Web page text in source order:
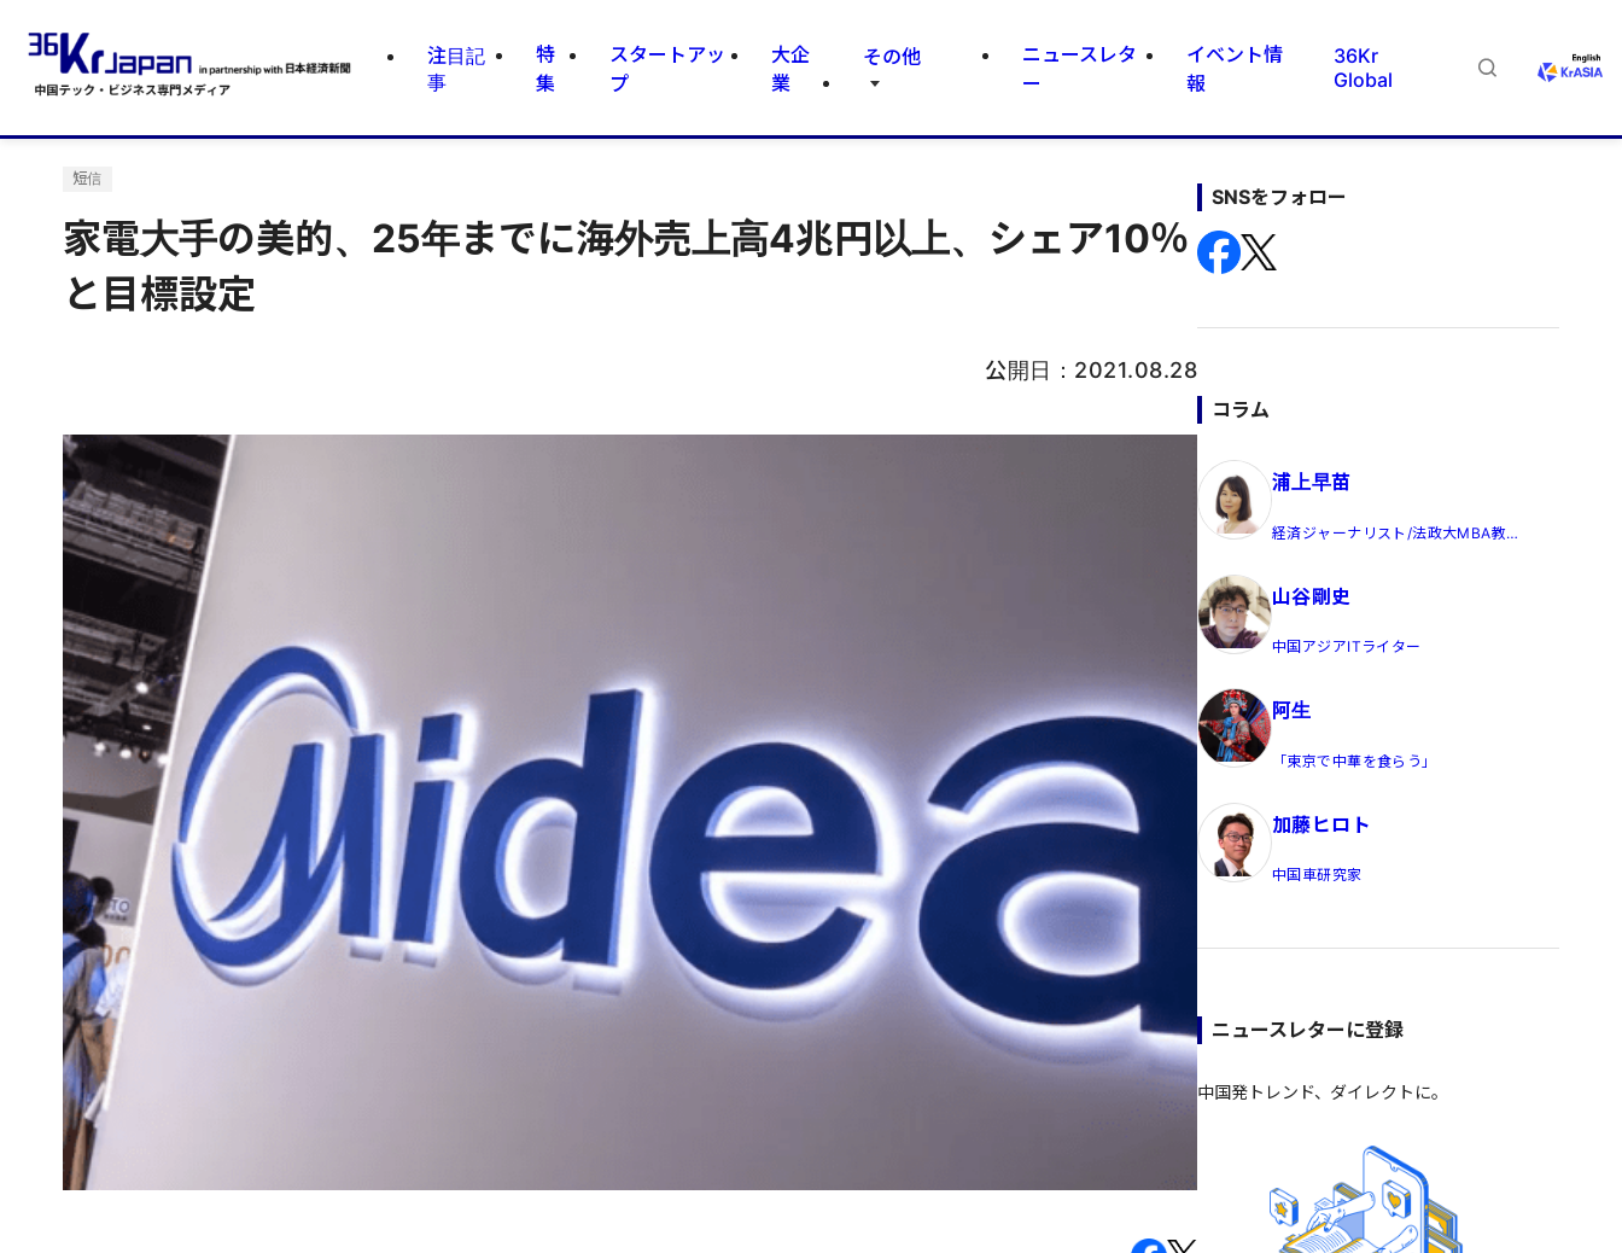
注目記
事
特
集
スタートアッ
プ
大企
業
その他
ニュースレタ
ー
イベント情
報
36Kr
Global
短信
家電大手の美的、25年までに海外売上高4兆円以上、シェア10％
と目標設定
公開日： 2021.08.28
SNSをフォロー
コラム
浦上早苗
経済ジャーナリスト/法政大MBA教
山谷剛史
中国アジアITライター
阿生
「東京で中華を食らう」
加藤ヒロト
中国車研究家
ニュースレターに登録
中国発トレンド、ダイレクトに。